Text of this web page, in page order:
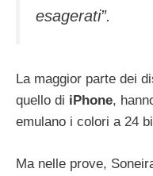
esagerati”.
La maggior parte dei
quello di iPhone,
emulano i colori a 24
Ma nelle prove,